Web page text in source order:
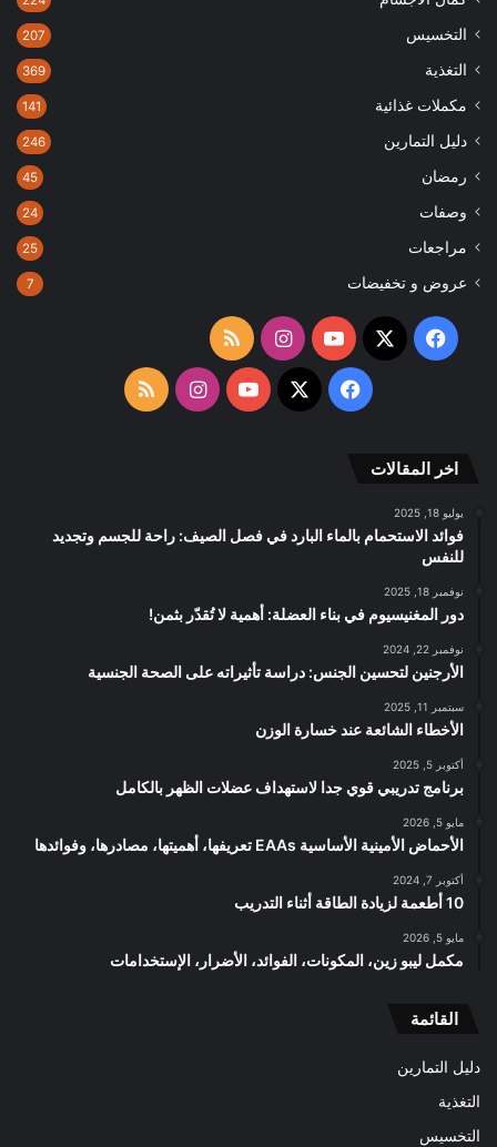
التخسيس 207
التغذية 369
مكملات غذائية 141
دليل التمارين 246
رمضان 45
وصفات 24
مراجعات 25
عروض و تخفيضات 7
فيسبوك
‫X
‫YouTubeانستقرامملخص
الموقع
فيسبوك
‫X
‫YouTubeانستقرامملخص
اخر المقالات
يوليو 18, 2025
فوائد الاستحمام بالماء البارد في فصل الصيف: راحة للجسم وتجديد
للنفس
نوفمبر 18, 2025
دور المغنيسيوم في بناء العضلة: أهمية لا تُقدّر بثمن!
نوفمبر 22, 2024
الأرجنين لتحسين الجنس: دراسة تأثيراته على الصحة الجنسية
سبتمبر 11, 2025
الأخطاء الشائعة عند خسارة الوزن
أكتوبر 5, 2025
برنامج تدريبي قوي جدا لاستهداف عضلات الظهر بالكامل
مايو 5, 2026
الأحماض الأمينية الأساسية EAAs تعريفها، أهميتها، مصادرها، وفوائدها
أكتوبر 7, 2024
10 أطعمة لزيادة الطاقة أثناء التدريب
مايو 5, 2026
مكمل ليبو زين، المكونات، الفوائد، الأضرار، الإستخدامات
القائمة
دليل التمارين
التغذية
التخسيس